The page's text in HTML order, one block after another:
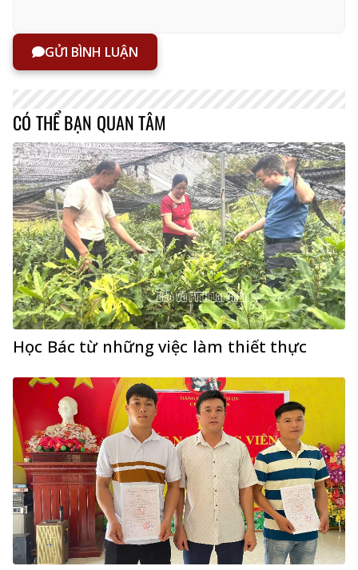
GỬI BÌNH LUẬN
CÓ THỂ BẠN QUAN TÂM
Học Bác từ những việc làm thiết thực